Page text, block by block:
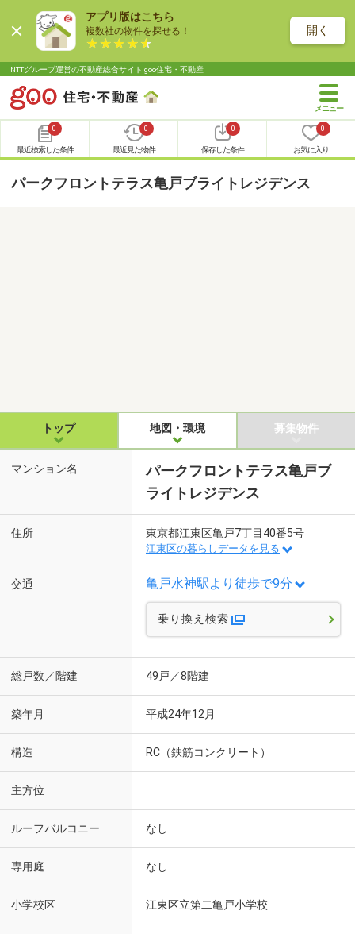
アプリ版はこちら
複数社の物件を探せる！ 開く
NTTグループ運営の不動産総合サイト goo住宅・不動産
0
最近検索した条件
0
最近見た物件
0
保存した条件
0
お気に入り
パークフロントテラス亀戸ブライトレジデンス
トップ 地図・環境 募集物件
マンション名
パークフロントテラス亀戸ブ
ライトレジデンス
住所 東京都江東区亀戸7丁目40番5号
江東区の暮らしデータを見る
交通 亀戸水神駅より徒歩で9分
乗り換え検索
総戸数／階建 49戸／8階建
築年月 平成24年12月
構造 RC（鉄筋コンクリート）
主方位
ルーフバルコニー なし
専用庭 なし
小学校区 江東区立第二亀戸小学校